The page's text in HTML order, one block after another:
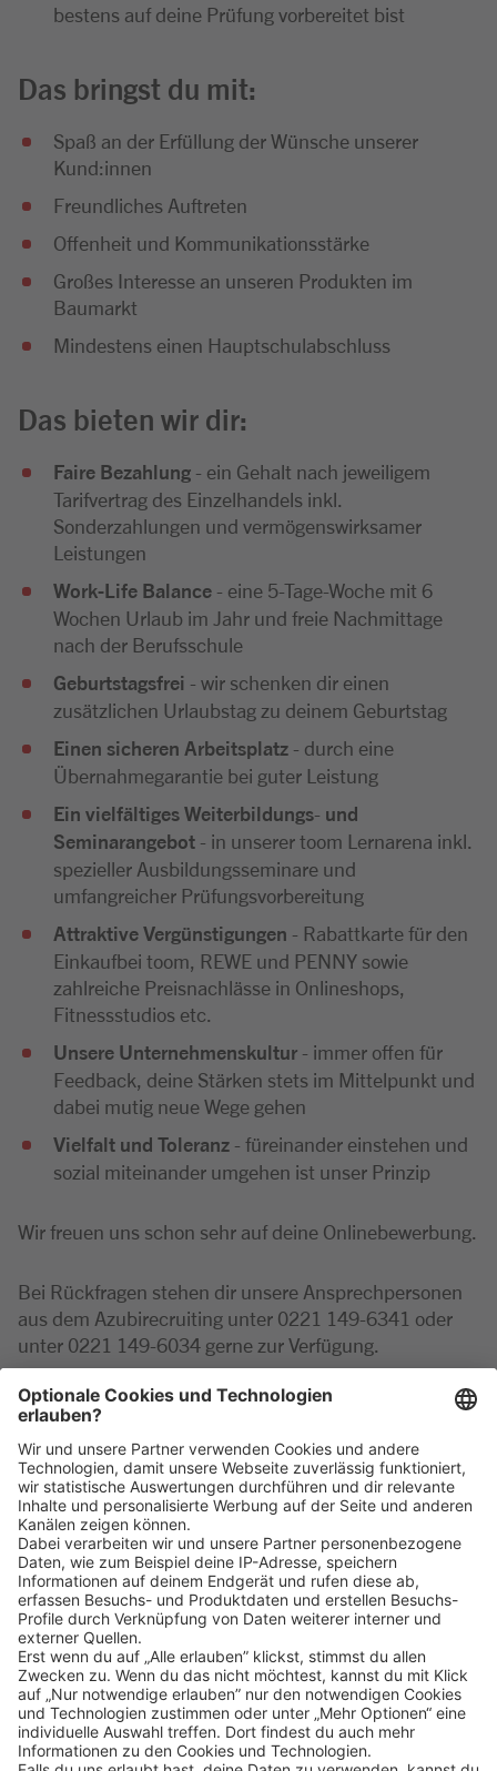
bestens auf deine Prüfung vorbereitet bist
Das bringst du mit:
Spaß an der Erfüllung der Wünsche unserer
Kund:innen
Freundliches Auftreten
Offenheit und Kommunikationsstärke
Großes Interesse an unseren Produkten im
Baumarkt
Mindestens einen Hauptschulabschluss
Das bieten wir dir:
Faire Bezahlung - ein Gehalt nach jeweiligem
Tarifvertrag des Einzelhandels inkl.
Sonderzahlungen und vermögenswirksamer
Leistungen
Work-Life Balance - eine 5-Tage-Woche mit 6
Wochen Urlaub im Jahr und freie Nachmittage
nach der Berufsschule
Geburtstagsfrei - wir schenken dir einen
zusätzlichen Urlaubstag zu deinem Geburtstag
Einen sicheren Arbeitsplatz - durch eine
Übernahmegarantie bei guter Leistung
Ein vielfältiges Weiterbildungs- und
Seminarangebot - in unserer toom Lernarena inkl.
spezieller Ausbildungsseminare und
umfangreicher Prüfungsvorbereitung
Attraktive Vergünstigungen - Rabattkarte für den
Einkaufbei toom, REWE und PENNY sowie
zahlreiche Preisnachlässe in Onlineshops,
Fitnessstudios etc.
Unsere Unternehmenskultur - immer offen für
Feedback, deine Stärken stets im Mittelpunkt und
dabei mutig neue Wege gehen
Vielfalt und Toleranz - füreinander einstehen und
sozial miteinander umgehen ist unser Prinzip
Wir freuen uns schon sehr auf deine Onlinebewerbung.
Bei Rückfragen stehen dir unsere Ansprechpersonen
aus dem Azubirecruiting unter 0221 149-6341 oder
unter 0221 149-6034 gerne zur Verfügung.
PS: Übrigens findet die Ausbildung zum toomworker
natürlich im Rahmen unserer Ladenöffnungszeiten
statt.
Klickehier, um alle offenen Jobs zu sehen.
Impressum Datenschutz
Privatsphäre-Einstellungen
FAQ
Veranstaltungen